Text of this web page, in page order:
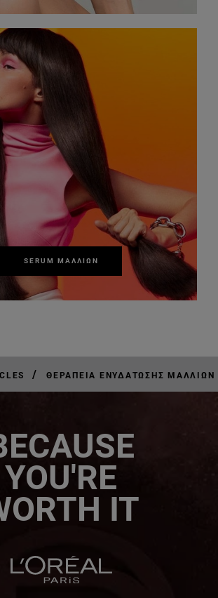
SERUM ΜΑΛΛΙΏΝ
/ ΘΕΡΑΠΕΊΑ ΕΝΥΔΆΤΩΣΗΣ ΜΑΛΛΙΏΝ
YOU'RE
IT